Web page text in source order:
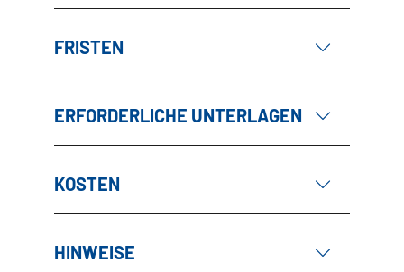
FRISTEN
ERFORDERLICHE UNTERLAGEN
KOSTEN
HINWEISE